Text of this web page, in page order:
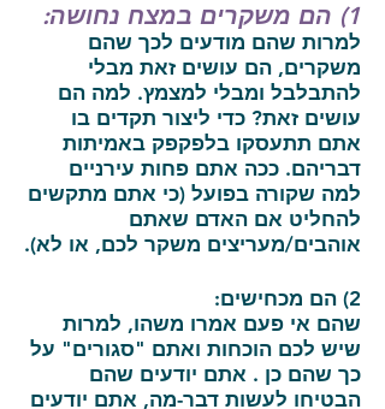
1) הם משקרים במצח נחושה:
למרות שהם מודעים לכך שהם
משקרים, הם עושים זאת מבלי
להתבלבל ומבלי למצמץ. למה הם
עושים זאת? כדי ליצור תקדים בו
אתם תתעסקו בלפקפק באמיתות
דבריהם. ככה אתם פחות עירניים
למה שקורה בפועל (כי אתם מתקשים
להחליט אם האדם שאתם
אוהבים/מעריצים משקר לכם, או לא).
2) הם מכחישים:
שהם אי פעם אמרו משהו, למרות
שיש לכם הוכחות ואתם "סגורים" על
כך שהם כן . אתם יודעים שהם
הבטיחו לעשות דבר-מה, אתם יודעים